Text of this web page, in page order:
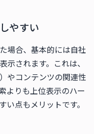
やすい
場合、基本的には自社
示されます。これは、
やコンテンツの関連性
よりも上位表示のハー
い点もメリットです。